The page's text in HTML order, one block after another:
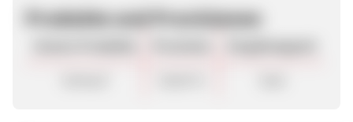
Produkte und Provisionen